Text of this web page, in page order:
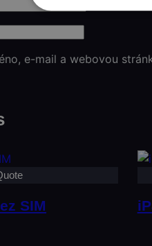
e-mail a webovou
SIM